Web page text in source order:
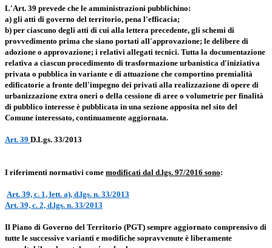
L'Art. 39 prevede che le amministrazioni pubblichino:
a) gli atti di governo del territorio, pena l'efficacia;
b) per ciascuno degli atti di cui alla lettera precedente, gli schemi di
provvedimento prima che siano portati all'approvazione; le delibere di
adozione o approvazione; i relativi allegati tecnici. Tutta la documentazione
relativa a ciascun procedimento di trasformazione urbanistica d'iniziativa
privata o pubblica in variante e di attuazione che comportino premialità
edificatorie a fronte dell'impegno dei privati alla realizzazione di opere di
urbanizzazione extra oneri o della cessione di aree o volumetrie per finalità
di pubblico interesse è pubblicata in una sezione apposita nel sito del
Comune interessato, continuamente aggiornata.
Art. 39 D.Lgs. 33/2013
I riferimenti normativi come modificati dal d.lgs. 97/2016 sono:
Art. 39, c. 1, lett. a), d.lgs. n. 33/2013
Art. 39, c. 2, d.lgs. n. 33/2013
Il Piano di Governo del Territorio (PGT) sempre aggiornato comprensivo di
tutte le successive varianti e modifiche sopravvenute è liberamente